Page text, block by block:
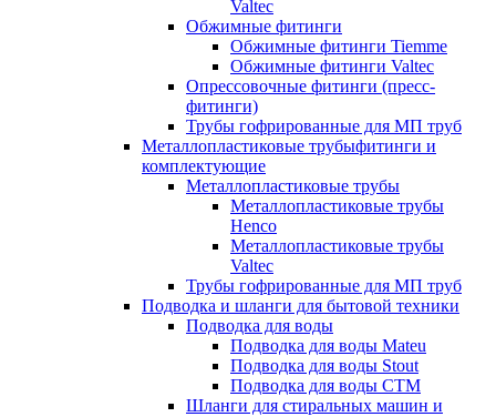
Valtec
Обжимные фитинги
Обжимные фитинги Tiemme
Обжимные фитинги Valtec
Опрессовочные фитинги (пресс-
фитинги)
Трубы гофрированные для МП труб
Металлопластиковые трубыфитинги и
комплектующие
Металлопластиковые трубы
Металлопластиковые трубы
Henco
Металлопластиковые трубы
Valtec
Трубы гофрированные для МП труб
Подводка и шланги для бытовой техники
Подводка для воды
Подводка для воды Mateu
Подводка для воды Stout
Подводка для воды СТМ
Шланги для стиральных машин и